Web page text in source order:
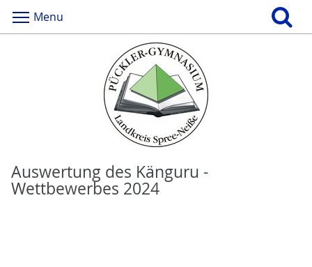
Menu
Auswertung des Känguru -
Wettbewerbes 2024